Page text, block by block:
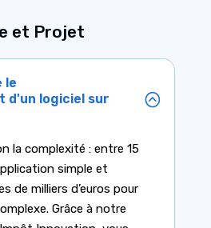
et Projet
le
d'un logiciel sur
la complexité : entre 15
simple et
de milliers d’euros pour
Grâce à notre